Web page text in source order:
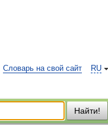
RU
Словарь на свой сайт
Найти!